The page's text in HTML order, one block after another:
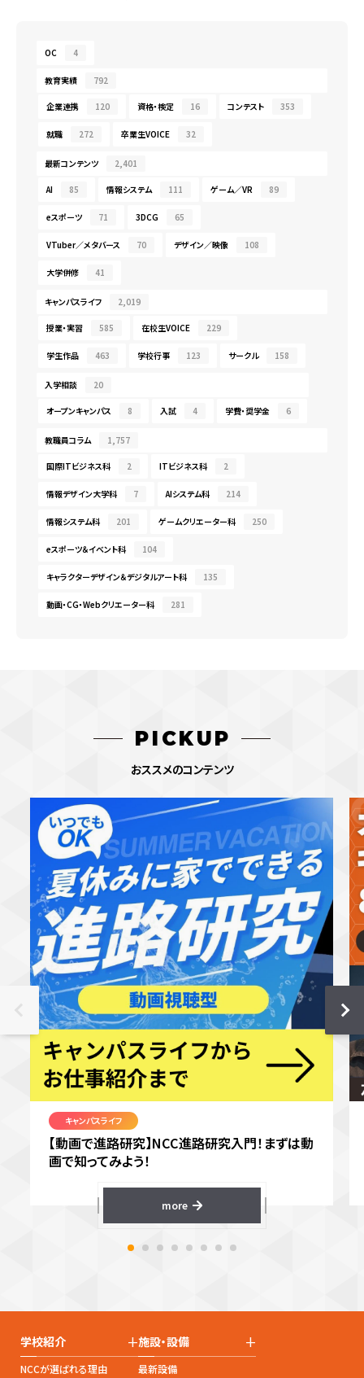
OC 4
教育実績 792
企業連携 120 資格・検定 16 コンテスト 353
就職 272 卒業生VOICE 32
最新コンテンツ 2,401
AI 85 情報システム 111 ゲーム／VR 89
eスポーツ 71 3DCG 65
VTuber／メタバース 70 デザイン／映像 108
大学併修 41
キャンパスライフ 2,019
授業・実習 585 在校生VOICE 229
学生作品 463 学校行事 123 サークル 158
入学相談 20
オープンキャンパス 8 入試 4 学費・奨学金 6
教職員コラム 1,757
国際ITビジネス科 2 ITビジネス科 2
情報デザイン大学科 7 AIシステム科 214
情報システム科 201 ゲームクリエーター科 250
eスポーツ＆イベント科 104
キャラクターデザイン＆デジタルアート科 135
動画・CG・Webクリエーター科 281
PICKUP
おススメのコンテンツ
キャンパスライフ
【動画で進路研究】NCC進路研究入門！まずは動
画で知ってみよう！
more
学校紹介 +
NCCが選ばれる理由
施設・設備 +
最新設備